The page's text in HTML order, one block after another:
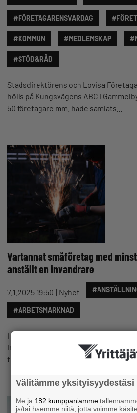
#FÖRETAGARENSVARDAG
#KOMMUN #MEDLEMSKAP
#STÖD&RÅD
Stadsdirektörens och Lovisa
hölls på Kungsvägens ABC i
50 företagare mm. hade samlats…
Vartannat småföretag med
anställt en invandrare
7.1.2025 19:50 Nyhet
#ARBETSMARKNAD
Hälften av företagen med minst tio
invandrare. I företag med 5–9
tredjedel…
Välitämme yksityisyydestäsi
Me ja 182 kumppaniamme
ja/tai haemme niitä, jotta voimme